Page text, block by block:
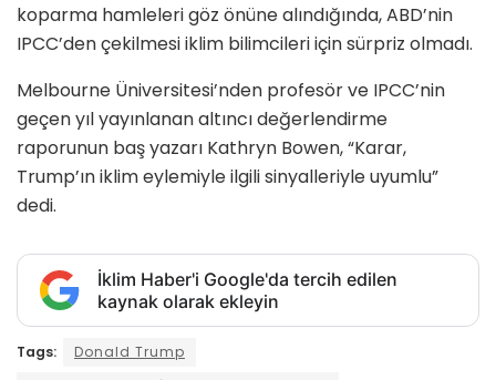
koparma hamleleri göz önüne alındığında, ABD’nin
IPCC’den çekilmesi iklim bilimcileri için sürpriz olmadı.
Melbourne Üniversitesi’nden profesör ve IPCC’nin
geçen yıl yayınlanan altıncı değerlendirme
raporunun baş yazarı Kathryn Bowen, “Karar,
Trump’ın iklim eylemiyle ilgili sinyalleriyle uyumlu”
dedi.
İklim Haber'i Google'da tercih edilen
kaynak olarak ekleyin
Tags:
Donald Trump